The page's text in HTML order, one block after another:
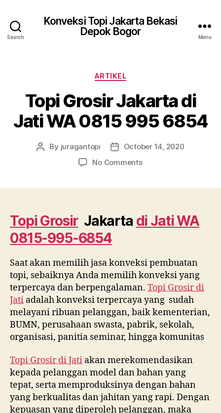
Search
Konveksi Topi Jakarta Bekasi
Depok Bogor
Menu
Categories
ARTIKEL
Topi Grosir Jakarta di
Jati WA 0815 995 6854
Post
By juragantopi
PostOctober 14, 2020
No Commentson
Jati
WA
6854
Topi GrosirJakarta di JatiWA
0815-995-6854
Saat akan memilih jasa konveksi pembuatan
topi, sebaiknya Anda memilih konveksi yang
terpercaya dan berpengalaman. Topi Grosir di
Jati adalah konveksi terpercaya yang sudah
melayani ribuan pelanggan, baik kementerian,
BUMN, perusahaan swasta, pabrik, sekolah,
organisasi, panitia seminar, hingga komunitas
Topi Grosir diJati akan merekomendasikan
kepada pelanggan model dan bahan yang
tepat, serta memproduksinya dengan bahan
yang berkualitas dan jahitan yang rapi. Dengan
kepuasan yang diperoleh pelanggan, maka